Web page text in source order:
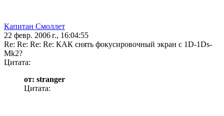
Капитан Смоллет
22 февр. 2006 г., 16:04:55
Re: Re: Re: Re: КАК снять фокусировочный экран с 1D-1Ds-
Mk2?
Цитата:
от: stranger
Цитата: